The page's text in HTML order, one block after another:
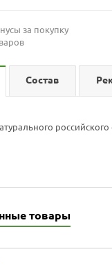
за покупку
Состав
товары